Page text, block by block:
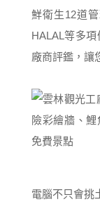
鮮衛生12道
HALAL等多
廠商評鑑，讓
電腦不只會挑